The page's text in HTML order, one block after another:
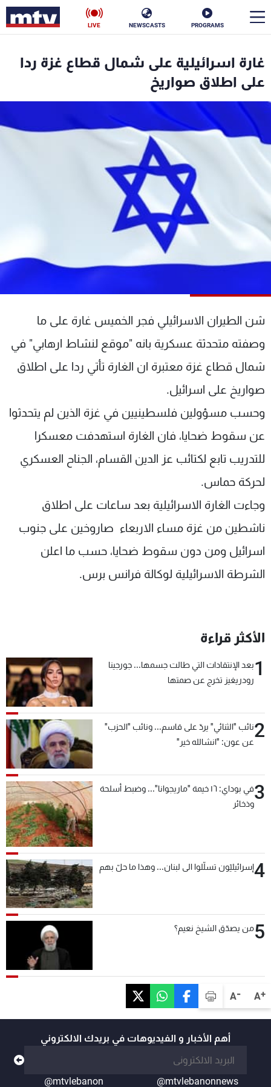
PROGRAMS
NEWSCASTS
LIVE
A+
A-
غارة اسرائيلية على شمال قطاع غزة ردا
على اطلاق صواريخ
شن الطيران الاسرائيلي فجر الخميس غارة على ما
وصفته متحدثة عسكرية بانه "موقع لنشاط ارهابي" في
شمال قطاع غزة معتبرة ان الغارة تأتي ردا على اطلاق
صواريخ على اسرائيل.
وحسب مسؤولين فلسطينيين في غزة الذين لم يتحدثوا
عن سقوط ضحايا، فان الغارة استهدفت معسكرا
للتدريب تابع لكتائب عز الدين القسام، الجناح العسكري
لحركة حماس.
وجاءت الغارة الاسرائيلية بعد ساعات على اطلاق
ناشطين من غزة مساء الاربعاء صاروخين على جنوب
اسرائيل ومن دون سقوط ضحايا، حسب ما اعلن
الشرطة الاسرائيلية لوكالة فرانس برس.
الأكثر قراءة
1بعد الإنتقادات التي طالت جسمها... جورجينا
رودريغيز تخرج عن صمتها
2نائب "الثنائي" يردّ على قاسم... ونائب "الحزب"
عن عون: "انشالله خير"
3
في بوداي: ١٦ خيمة "ماريجوانا"... وضبط أسلحة
وذخائر
4إسرائيليّون تسلّلوا الى لبنان... وهذا ما حلّ بهم
5من يصدّق الشيخ نعيم؟
أهم الأخبار و الفيديوهات في بريدك الالكتروني
@mtvlebanonnews
@mtvlebanon
الأخبار
سياسة
إقتصاد
منوعات رياضة
جدول البرامج
عن MTV
الإنـتـاج
لاعلاناتكم
وظائف
تواصل معنا
شروط الإسـتخدام